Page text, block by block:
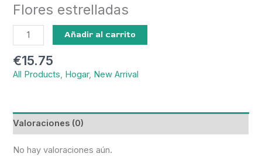
Flores estrelladas
Flores
estrelladas
cantidad
Añadir al carrito
€15.75
All Products Hogar, New Arrival
Valoraciones (0)
No hay valoraciones aún.